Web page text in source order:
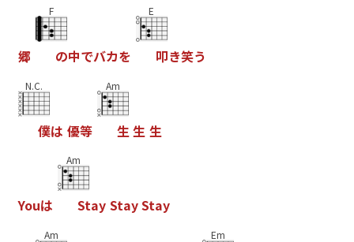
郷
F
の中でバカを
E
叩き笑う
N.C.
僕は 優等
Am
生生 生
Youは
Am
Stay StayStay
Am Em